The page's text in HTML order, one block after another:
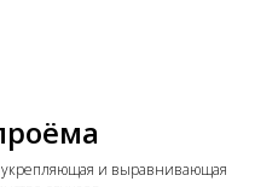
укрепляющая и выравнивающая